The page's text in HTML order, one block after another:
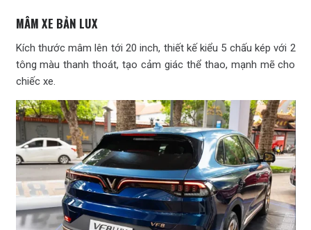
MÂM XE BẢN LUX
Kích thước mâm lên tới 20 inch, thiết kế kiểu 5 chấu kép với 2
tông màu thanh thoát, tạo cảm giác thể thao, mạnh mẽ cho
chiếc xe.